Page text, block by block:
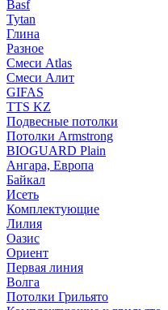
Basf
Tytan
Глина
Разное
Смеси Atlas
Смеси Алит
GIFAS
TTS KZ
Подвесные потолки
Потолки Armstrong
BIOGUARD Plain
Ангара, Европа
Байкал
Исеть
Комплектующие
Лилия
Оазис
Ориент
Первая линия
Волга
Потолки Грильято